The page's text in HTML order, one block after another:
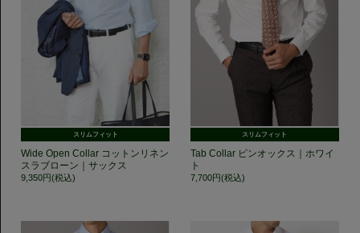
スリムフィット
Wide Open Collar コットンリネン
スラブローン｜サックス
9,350円(税込)
スリムフィット
Tab Collar ピンオックス｜ホワイ
ト
7,700円(税込)